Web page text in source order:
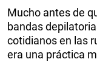
Mucho antes de
bandas
cotidianos en las
era una práctica